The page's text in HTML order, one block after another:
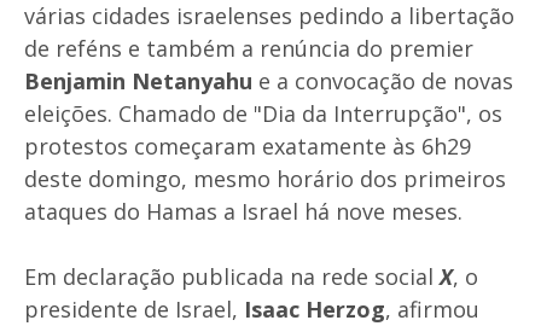
várias cidades israelenses pedindo a libertação
de reféns e também a renúncia do premier
Benjamin Netanyahu e a convocação de novas
eleições. Chamado de "Dia da Interrupção", os
protestos começaram exatamente às 6h29
deste domingo, mesmo horário dos primeiros
ataques do Hamas a Israel há nove meses.
Em declaração publicada na rede social X, o
presidente de Israel, Isaac Herzog, afirmou